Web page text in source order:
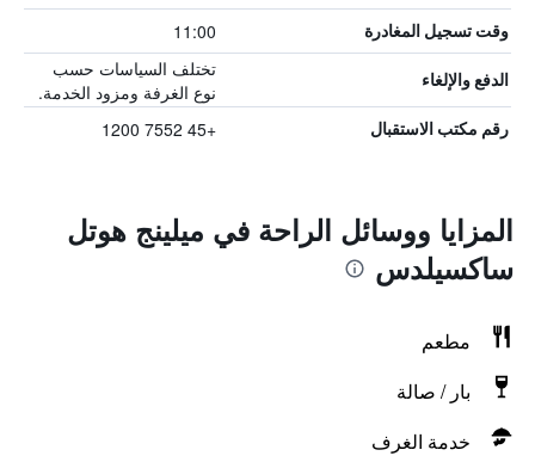
وقت تسجيل المغادرة 11:00
الدفع والإلغاء
تختلف السياسات حسب
نوع الغرفة ومزود الخدمة.
رقم مكتب الاستقبال +45 7552 1200
المزايا ووسائل الراحة في ميلينج هوتل
ساكسيلدس
مطعم
بار / صالة
خدمة الغرف